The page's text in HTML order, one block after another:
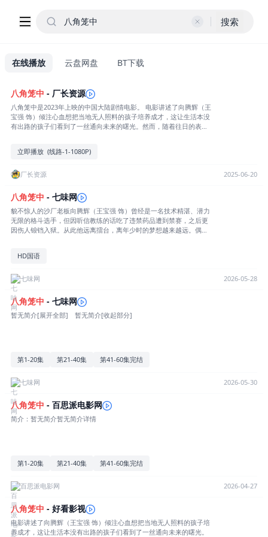
搜索
在线播放 云盘网盘 BT下载
八角笼中 - 厂长资源
八角笼中是2023年上映的中国大陆剧情电影。 电影讲述了向腾辉（王
宝强 饰）倾注心血想把当地无人照料的孩子培养成才，这让生活本没
有出路的孩子们看到了一丝通向未来的曙光。然而，随着往日的表演
到人们以善良为名编织的大网中，让 他们难以挣脱，重回泥沼，关于
立即播放 (线路-1-1080P)
厂长资源 2025-06-20
八角笼中 - 七味网
貌不惊人的沙厂老板向腾辉（王宝强 饰）曾经是一名技术精湛、潜力
无限的格斗选手，但因听信教练的话吃了违禁药品遭到禁赛，之后更
因伤人锒铛入狱。从此他远离擂台，离年少时的梦想越来越远。偶然
话吃了违禁药品遭到禁赛，之后更因伤人锒铛入狱。从此他远离擂
下重新接触格斗，成立了一个少儿格斗俱乐部。他跑到偏远山区找来
了野蛮生长打架抢劫的未成年儿童，教他们打拳挣钱，更为赚钱不择
手段打假拳。而在这狼奔豕突的岁月里，向腾辉从孩子们的身上看到
了自己当初的影子，他更不愿意少年们重新过回偷鸡摸狗的绝望日
子。为此，他义无反顾带着少年走上了与命运抗争的八角擂台…… 本
HD国语
七味网 2026-05-28
八角笼中 - 七味网
暂无简介[展开全部] 暂无简介[收起部分]
第1-20集 第21-40集 第41-60集完结
七味网 2026-05-30
八角笼中 - 百思派电影网
简介：暂无简介暂无简介详情
第1-20集 第21-40集 第41-60集完结
百思派电影网 2026-04-27
八角笼中 - 好看影视
电影讲述了向腾辉（王宝强 饰）倾注心血想把当地无人照料的孩子培
养成才，这让生活本没有出路的孩子们看到了一丝通向未来的曙光。